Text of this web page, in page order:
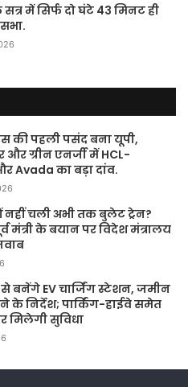
में सिर्फ दो घंटे 43 मिनट ही
की पहली पसंद बना यूपी,
ग्रीन एनर्जी में HCL-
Avada का बड़ा दांव.
नहीं चली अभी तक बुलेट ट्रेन?
मंत्री के बयान पर विदेश मंत्रालय
बनेंगे EV चार्जिंग स्टेशन, जमीन
के निर्देश; पार्किंग-हाईवे समेत
मिलेगी सुविधा